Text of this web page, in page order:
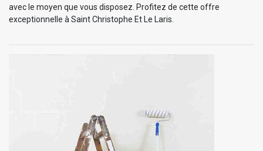
avec le moyen que vous disposez. Profitez de cette offre
exceptionnelle à Saint Christophe Et Le Laris.